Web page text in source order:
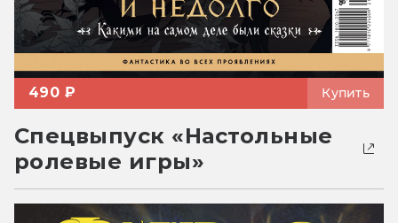
490 ₽ Купить
Спецвыпуск «Настольные
ролевые игры»